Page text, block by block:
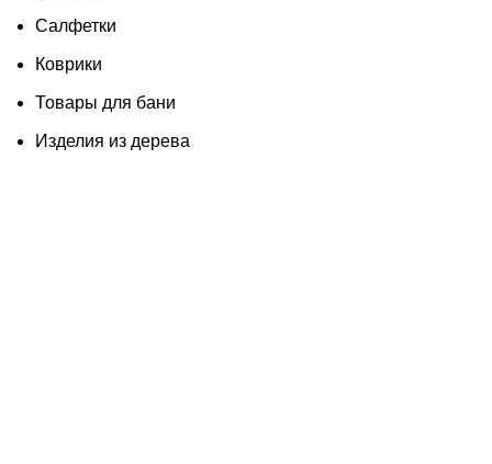
Салфетки
Коврики
Товары для бани
Изделия из дерева